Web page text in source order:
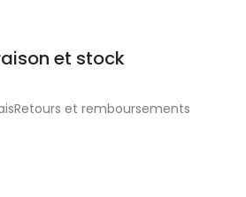
et stock
et remboursements